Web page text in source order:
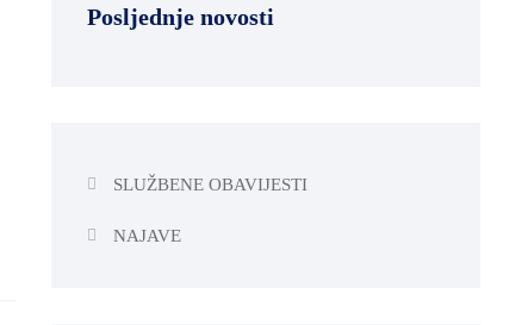
Posljednje novosti
SLUŽBENE OBAVIJESTI
NAJAVE